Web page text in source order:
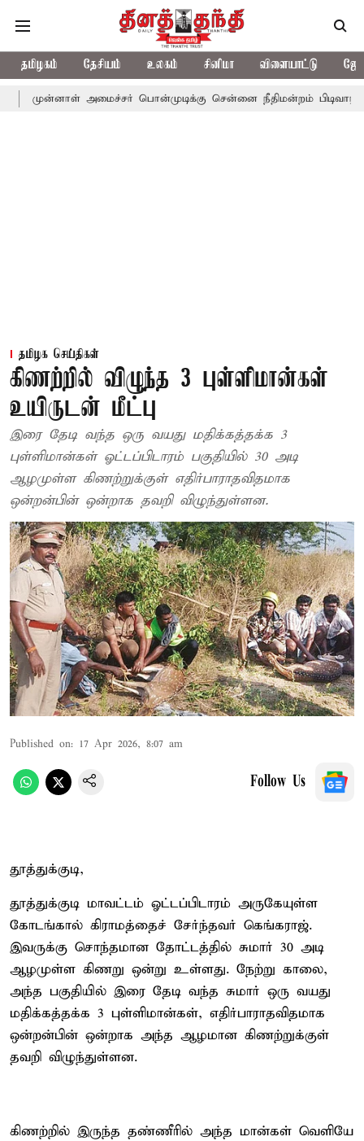
தமிழகம் தேசியம் உலகம் சினிமா விளையாட்டு
அமைச்சர் பொன்முடிக்கு சென்னை நீதிமன்றம் பிடிவாராண்ட்
தமிழக செய்திகள்
கிணற்றில் விழுந்த 3 புள்ளிமான்கள்
உயிருடன் மீட்பு
இரை தேடி வந்த ஒரு வயது மதிக்கத்தக்க 3
புள்ளிமான்கள் ஓட்டப்பிடாரம் பகுதியில் 30 அடி
ஆழமுள்ள கிணற்றுக்குள் எதிர்பாராதவிதமாக
ஒன்றன்பின் ஒன்றாக தவறி விழுந்துள்ளன.
Published on: 17 Apr 2026, 8:07 am
Follow Us
தூத்துக்குடி,
தூத்துக்குடி மாவட்டம் ஓட்டப்பிடாரம் அருகேயுள்ள
கோடங்கால் கிராமத்தைச் சேர்ந்தவர் கெங்கராஜ்.
இவருக்கு சொந்தமான தோட்டத்தில் சுமார் 30 அடி
ஆழமுள்ள கிணறு ஒன்று உள்ளது. நேற்று காலை,
அந்த பகுதியில் இரை தேடி வந்த சுமார் ஒரு வயது
மதிக்கத்தக்க 3 புள்ளிமான்கள், எதிர்பாராதவிதமாக
ஒன்றன்பின் ஒன்றாக அந்த ஆழமான கிணற்றுக்குள்
தவறி விழுந்துள்ளன.
கிணற்றில் இருந்த தண்ணீரில் அந்த மான்கள் வெளியே